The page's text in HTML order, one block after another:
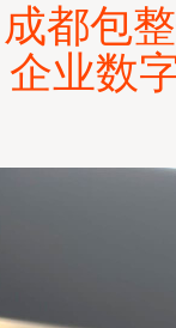
成都包
企业数